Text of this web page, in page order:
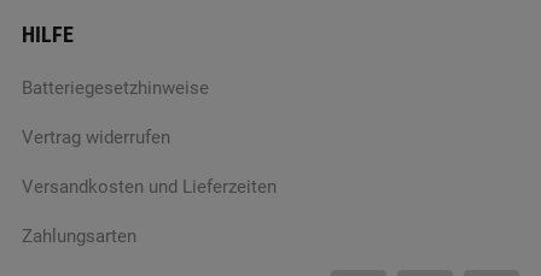
HILFE
Batteriegesetzhinweise
Vertrag widerrufen
Versandkosten und Lieferzeiten
Zahlungsarten